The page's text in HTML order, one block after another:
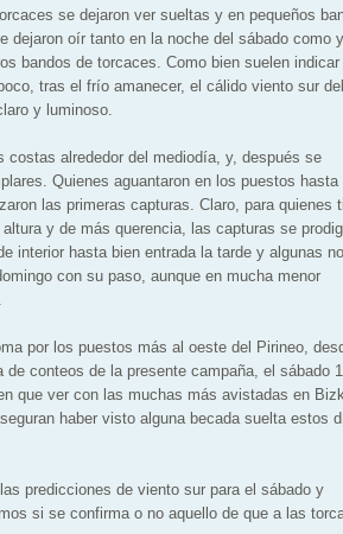
se dejaron ver sueltas y en pequeños
dejaron oír tanto en la noche del sábado como
bandos de torcaces. Como bien suelen indicar
tras el frío amanecer, el cálido viento sur del
y luminoso.
costas alrededor del mediodía, y, después se
Quienes aguantaron en los puestos hasta
las primeras capturas. Claro, para quienes
y de más querencia, las capturas se
interior hasta bien entrada la tarde y algunas
con su paso, aunque en mucha menor
por los puestos más al oeste del Pirineo,
conteos de la presente campaña, el sábado
que ver con las muchas más avistadas en
haber visto alguna becada suelta estos
predicciones de viento sur para el sábado y
si se confirma o no aquello de que a las